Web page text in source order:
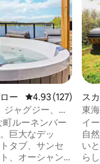
ー レビュー127件、
4.93 (127)
ャグジー、夕
キュー、ベッ
ルーネンバー
巨大なデッ
タブ、サンセ
、オーシャン
ス
ス
東
イ
自
い
ら